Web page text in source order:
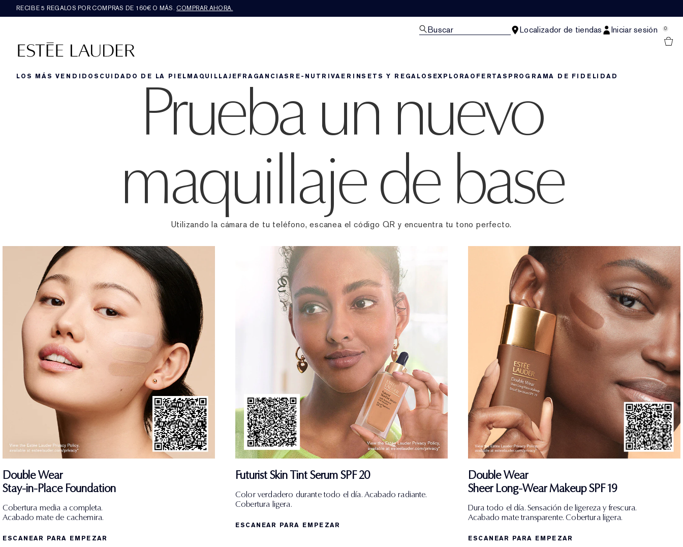
RECIBE 5 REGALOS POR COMPRAS DE 160€ O MÁS. COMPRAR AHORA.
Buscar Localizador de tiendas Iniciar sesión 0
LOS MÁS VENDIDOS CUIDADO DE LA PIELMAQUILLAJEFRAGANCIAS RE-NUTRIVAERINSETS Y REGALOS EXPLORAOFERTAS PROGRAMA DE FIDELIDAD
Prueba un nuevo
maquillaje de base
Utilizando la cámara de tu teléfono, escanea el código QR y encuentra tu tono perfecto.
Double Wear
Stay-in-Place Foundation
Cobertura media a completa.
Acabado mate de cachemira.
ESCANEAR PARA EMPEZAR
Futurist Skin Tint Serum SPF 20
Color verdadero durante todo el día. Acabado radiante.
Cobertura ligera.
ESCANEAR PARA EMPEZAR
Double Wear
Sheer Long-Wear Makeup SPF 19
Dura todo el día. Sensación de ligereza y frescura.
Acabado mate transparente. Cobertura ligera.
ESCANEAR PARA EMPEZAR